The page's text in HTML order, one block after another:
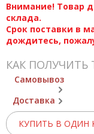
Внимание! Товар
склада.
Срок поставки в
дождитесь,
КАК ПОЛУЧИТЬ
Самовывоз
Доставка
КУПИТЬ В ОДИН